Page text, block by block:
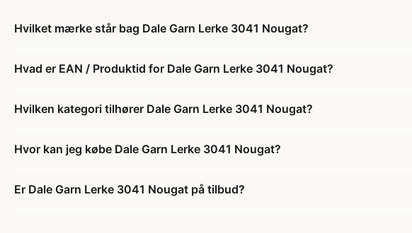
Hvilket mærke står bag Dale Garn Lerke 3041 Nougat?
Hvad er EAN / Produktid for Dale Garn Lerke 3041 Nougat?
Hvilken kategori tilhører Dale Garn Lerke 3041 Nougat?
Hvor kan jeg købe Dale Garn Lerke 3041 Nougat?
Er Dale Garn Lerke 3041 Nougat på tilbud?